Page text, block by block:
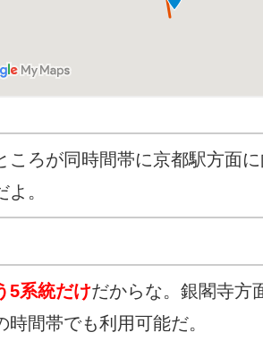
ころが同時間帯に京都駅方面
。
5系統だけだからな。銀閣寺方
間帯でも利用可能だ。